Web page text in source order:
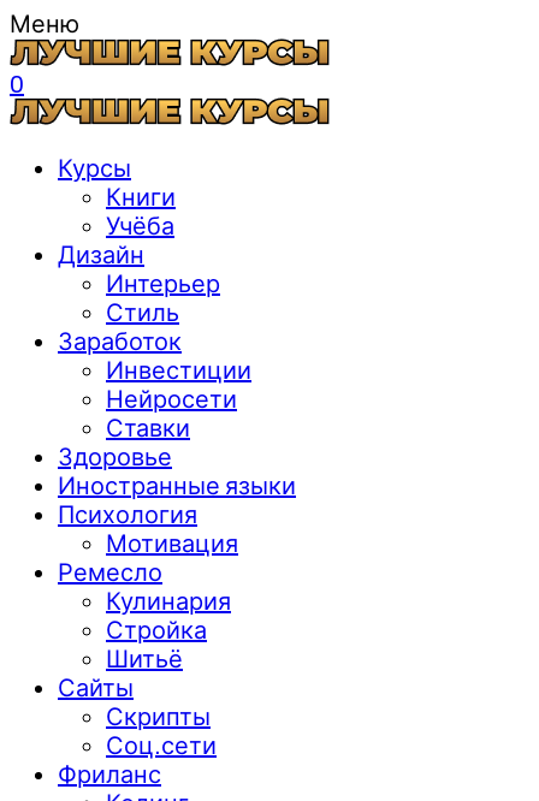
Меню
0
Курсы
Книги
Учёба
Дизайн
Интерьер
Стиль
Заработок
Инвестиции
Нейросети
Ставки
Здоровье
Иностранные языки
Психология
Мотивация
Ремесло
Кулинария
Стройка
Шитьё
Сайты
Скрипты
Соц.сети
Фриланс